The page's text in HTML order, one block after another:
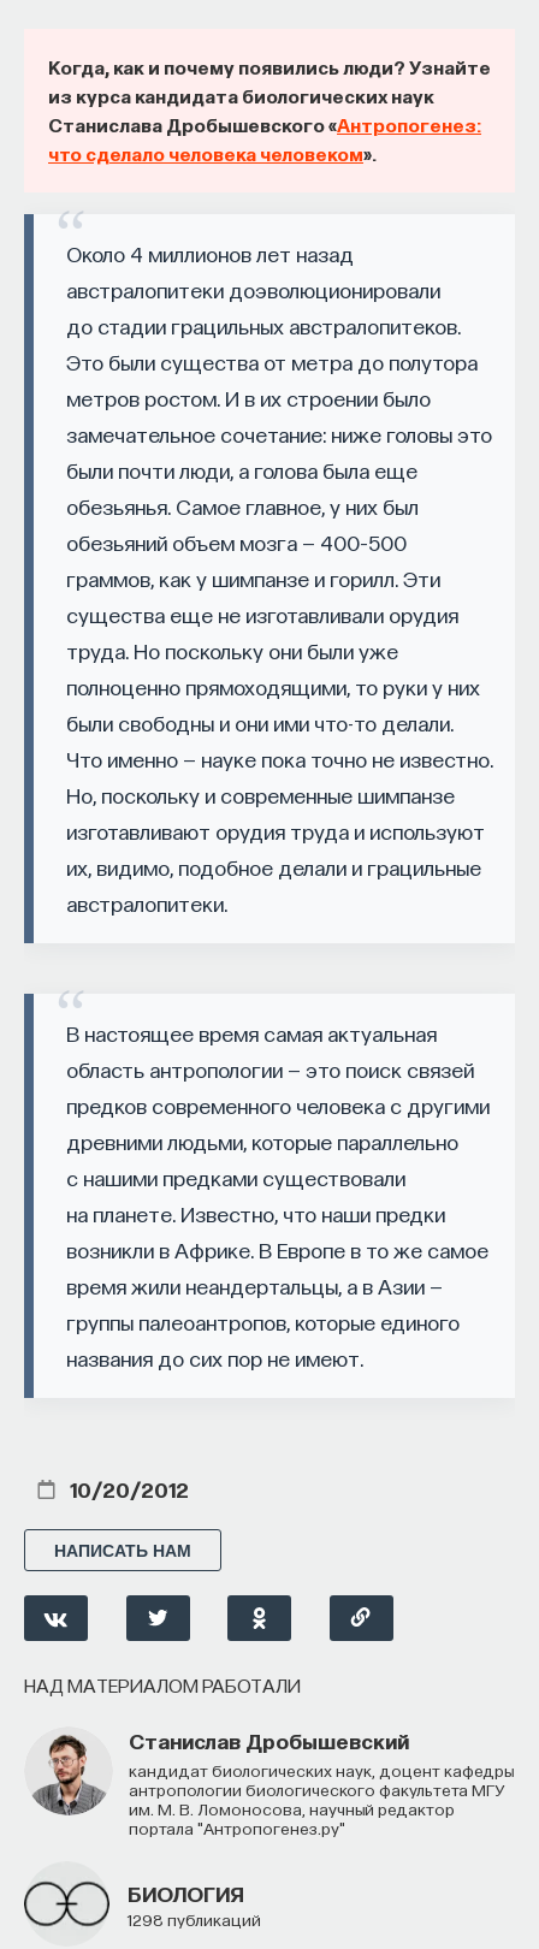
Когда, как и почему появились люди? Узнайте
из курса кандидата биологических наук
Станислава Дробышевского «Антропогенез:
что сделало человека человеком».
Около 4 миллионов лет назад
австралопитеки доэволюционировали
до стадии грацильных австралопитеков.
Это были существа от метра до полутора
метров ростом. И в их строении было
замечательное сочетание: ниже головы это
были почти люди, а голова была еще
обезьянья. Самое главное, у них был
обезьяний объем мозга — 400–500
граммов, как у шимпанзе и горилл. Эти
существа еще не изготавливали орудия
труда. Но поскольку они были уже
полноценно прямоходящими, то руки у них
были свободны и они ими что-то делали.
Что именно — науке пока точно не известно.
Но, поскольку и современные шимпанзе
изготавливают орудия труда и используют
их, видимо, подобное делали и грацильные
австралопитеки.
В настоящее время самая актуальная
область антропологии — это поиск связей
предков современного человека с другими
древними людьми, которые параллельно
с нашими предками существовали
на планете. Известно, что наши предки
возникли в Африке. В Европе в то же самое
время жили неандертальцы, а в Азии —
группы палеоантропов, которые единого
названия до сих пор не имеют.
10/20/2012
НАПИСАТЬ НАМ
НАД МАТЕРИАЛОМ РАБОТАЛИ
Станислав Дробышевский
кандидат биологических наук, доцент кафедры
антропологии биологического факультета МГУ
им. М. В. Ломоносова, научный редактор
портала "Антропогенез.ру"
БИОЛОГИЯ
1298 публикаций
НАПИСАТЬ НАМ
НАД МАТЕРИАЛОМ РАБОТАЛИ
Михаил Полуэктов
кандидат медицинских наук, доцент Первого
МЕДИЦИНА
МЕДИЦИНА СОН
БЕССОННИЦА ЕСТЕСТВЕННЫЕ НАУКИ
ЖУРНАЛ НАУКА СНА
Наука сна: как управлять
своим сном
СОХРАНИТЬ КУРС
Внеси свой вклад в дело